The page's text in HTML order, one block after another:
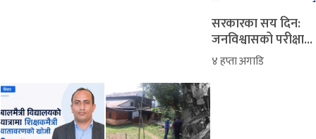
सरकारका सय दिन:
जनविश्वासको परीक्षा...
४ हप्ता अगाडि